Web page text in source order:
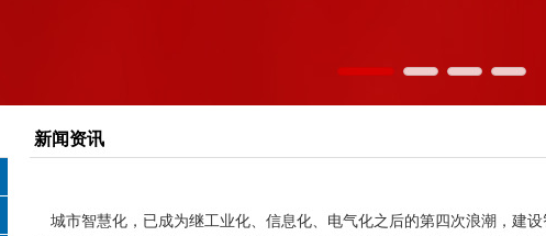
新闻资讯
城市智慧化，已成为继工业化、信息化、电气化之后的第四次浪潮，建